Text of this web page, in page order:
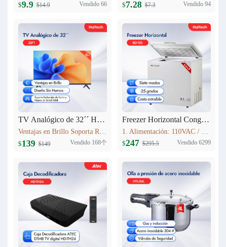
$9.9 $14.9 Vendido 66
TV Analógico de 32´´ Haitech-32F1
$139 $149 Vendido 168个
$7.28 $7.3 Vendido 94
Freezer Horizontal Congelador Nevera 5.6cu.ft (155L) BD-155
$247 $295.5 Vendido 6299